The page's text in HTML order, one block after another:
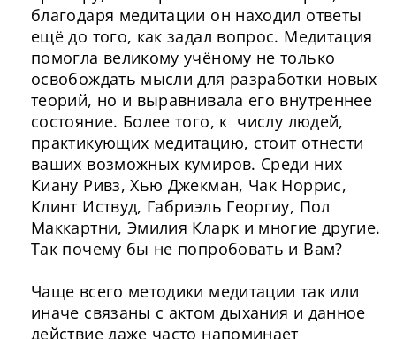
благодаря медитации он находил ответы
ещё до того, как задал вопрос. Медитация
помогла великому учёному не только
освобождать мысли для разработки новых
теорий, но и выравнивала его внутреннее
состояние. Более того, к числу людей,
практикующих медитацию, стоит отнести
ваших возможных кумиров. Среди них
Киану Ривз, Хью Джекман, Чак Норрис,
Клинт Иствуд, Габриэль Георгиу, Пол
Маккартни, Эмилия Кларк и многие другие.
Так почему бы не попробовать и Вам?
Чаще всего методики медитации так или
иначе связаны с актом дыхания и данное
действие даже часто напоминает